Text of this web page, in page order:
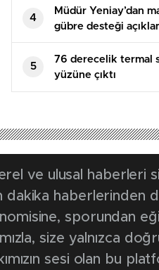
4
Müdür Yeniay’dan
gübre desteği
5
76 derecelik termal
yüzüne çıktı
ve ulusal haberleri
dakika haberlerinden
sporundan
size yalnızca
sesi olan bu